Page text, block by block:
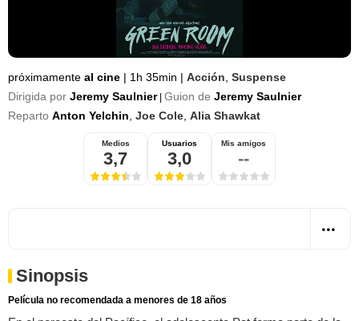
próximamente al cine | 1h 35min | Acción Suspense
Dirigida por Jeremy Saulnier Guion de Jeremy Saulnier
Reparto Anton Yelchin Joe Cole Alia Shawkat
Medios
3,7
Usuarios
3,0
Mis amigos
--
Sinopsis
Película no recomendada a menores de 18 años